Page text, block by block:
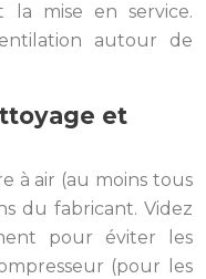
la mise en service.
autour de
et
à air (au moins tous
du fabricant. Videz
pour éviter les
(pour les